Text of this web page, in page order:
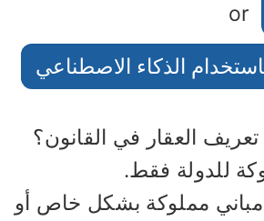
الذكاء الاصطناعي
للدولة فقط.
مملوكة بشكل خاص أو